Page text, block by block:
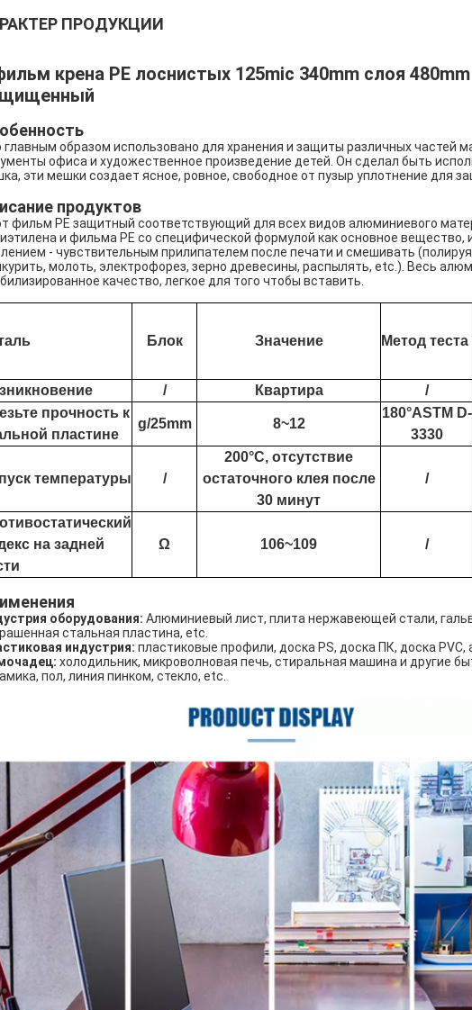
ПРОДУКЦИИ
крена PE лоснистых 125mic 340mm слоя
главным образом использовано для хранения и защиты различных частей
офиса и художественное произведение детей. Он сделал быть
эти мешки создает ясное, ровное, свободное от пузыр уплотнение для
продуктов
фильм PE защитный соответствующий для всех видов алюминиевого
и фильма PE со специфической формулой как основное вещество,
- чувствительным прилипателем после печати и смешивать
молоть, электрофорез, зерно древесины, распылять, etc.). Весь
качество, легкое для того чтобы вставить.
Блок Значение Метод теста
/ Квартира /
прочность к
пластине
g/25mm 8~12
180°ASTM D-
3330
температуры /
200°C, отсутствие
остаточного клея после
30 минут
/
на задней
Ω 106~109 /
оборудования: Алюминиевый лист, плита нержавеющей стали,
стальная пластина, etc.
индустрия: пластиковые профили, доска PS, доска ПК, доска PVC,
холодильник, микроволновая печь, стиральная машина и другие
пол, линия пинком, стекло, etc.